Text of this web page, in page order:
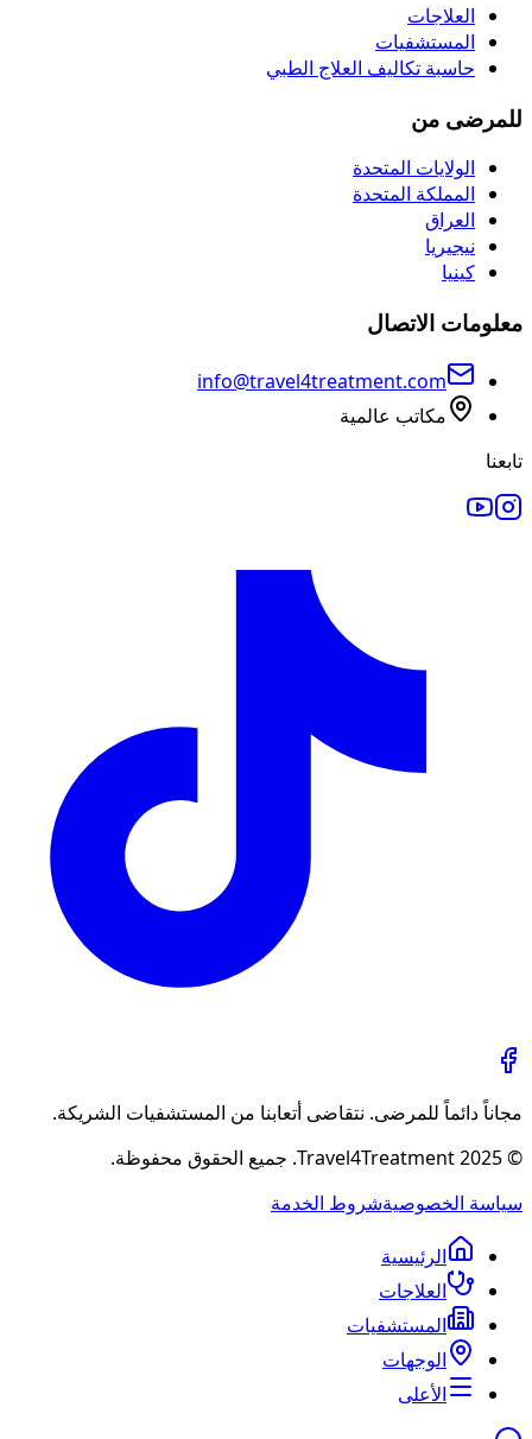
العلاجات
المستشفيات
حاسبة تكاليف العلاج الطبي
للمرضى من
الولايات المتحدة
المملكة المتحدة
العراق
نيجيريا
كينيا
معلومات الاتصال
info@travel4treatment.com
مكاتب عالمية
تابعنا
مجاناً دائماً للمرضى. نتقاضى أتعابنا من المستشفيات الشريكة.
© 2025 Travel4Treatment. جميع الحقوق محفوظة.
سياسة الخصوصيةشروط الخدمة
الرئيسية
العلاجات
المستشفيات
الوجهات
الأعلى